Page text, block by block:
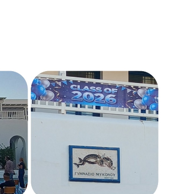
Don't miss out!
Sing up for our newsletter to stay in the loop.
SUBSCRIBE